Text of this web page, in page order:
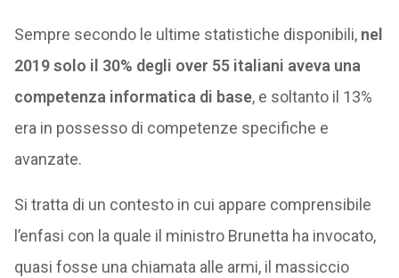
Sempre secondo le ultime statistiche disponibili, nel
2019 solo il 30% degli over 55 italiani aveva una
competenza informatica di base, e soltanto il 13%
era in possesso di competenze specifiche e
avanzate.
Si tratta di un contesto in cui appare comprensibile
l’enfasi con la quale il ministro Brunetta ha invocato,
quasi fosse una chiamata alle armi, il massiccio